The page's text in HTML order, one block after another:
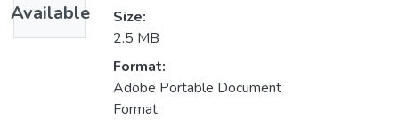
Available
Size:
2.5 MB
Format:
Adobe Portable Document
Format